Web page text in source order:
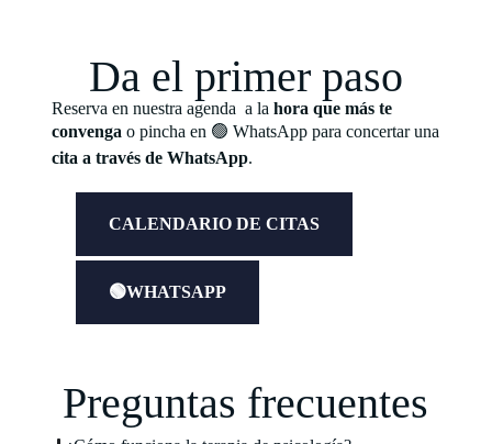
Da el primer paso
Reserva en nuestra agenda a la hora que más te
convenga o pincha en 🟢 WhatsApp para concertar una
cita a través de WhatsApp.
CALENDARIO DE CITAS
🟢WHATSAPP
Preguntas frecuentes